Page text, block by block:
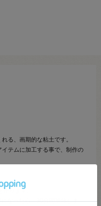
る、画期的な粘土です。
テムに加工する事で、制作の
ります。
なったら、30分間加熱しま